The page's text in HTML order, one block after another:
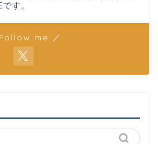
す。
me ／